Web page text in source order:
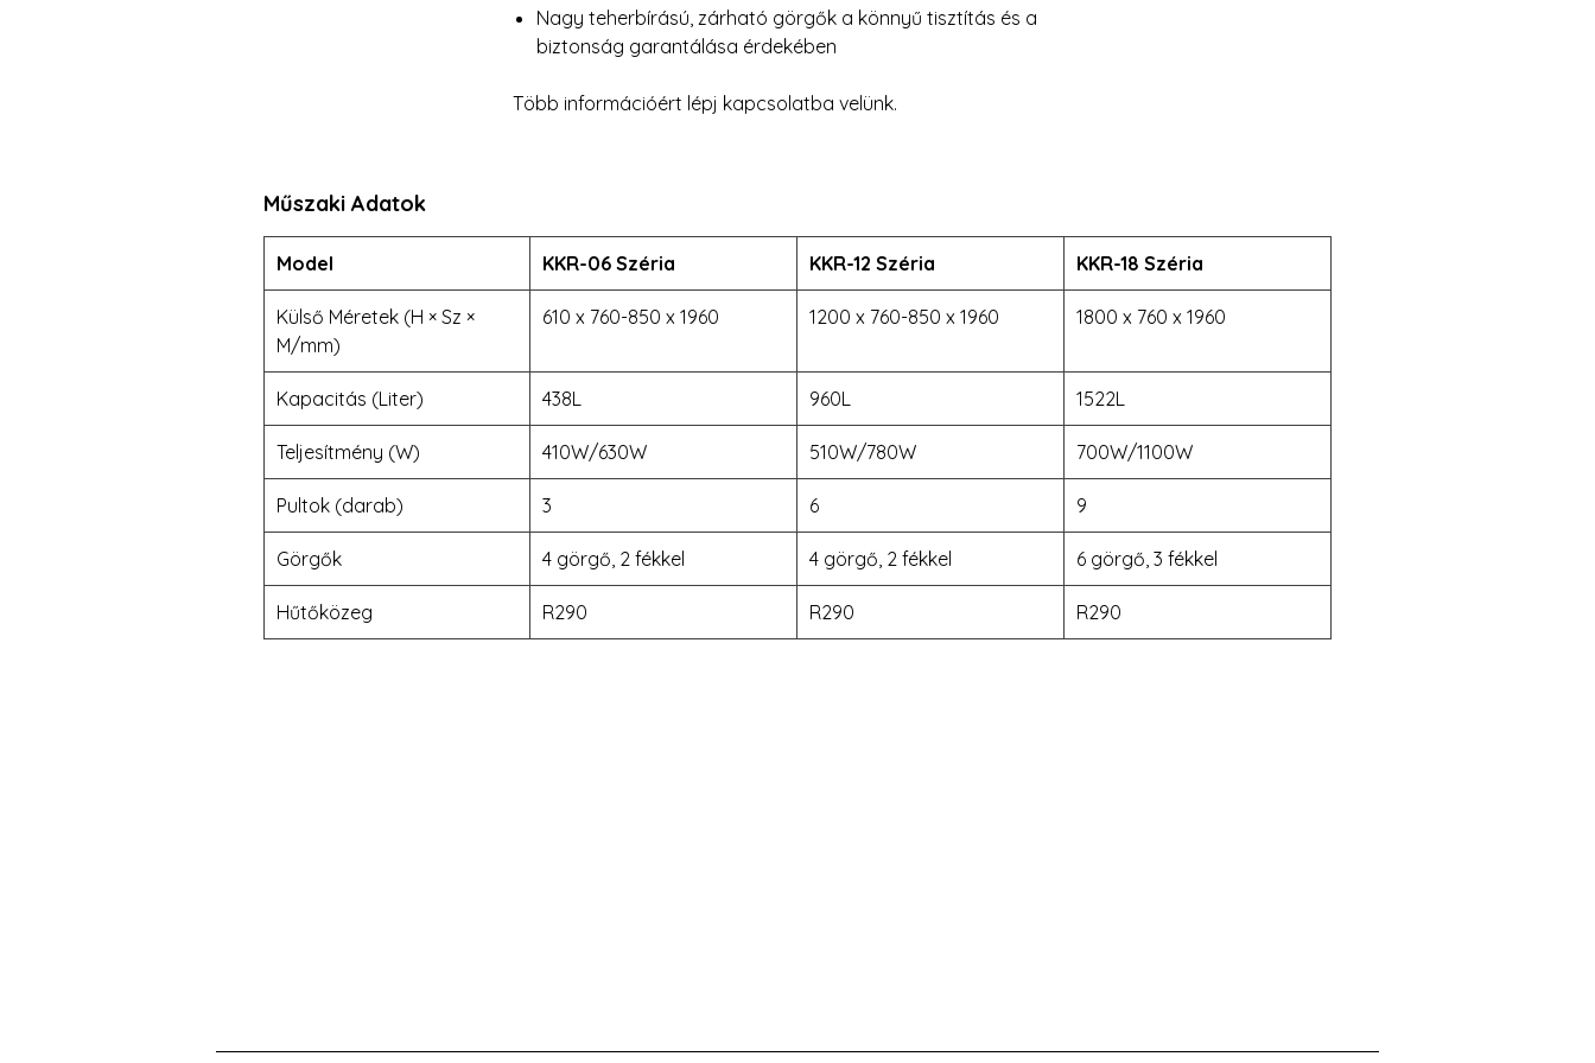
Nagy teherbírású, zárható görgők a könnyű tisztítás és a
biztonság garantálása érdekében
Több információért lépj kapcsolatba velünk.
Műszaki Adatok
Model KKR-06 Széria KKR-12 Széria KKR-18 Széria
Külső Méretek (H × Sz ×
M/mm)
610 x 760-850 x 1960 1200 x 760-850 x 1960 1800 x 760 x 1960
Kapacitás (Liter) 438L 960L 1522L
Teljesítmény (W) 410W/630W 510W/780W 700W/1100W
Pultok (darab) 3 6 9
Görgők 4 görgő, 2 fékkel 4 görgő, 2 fékkel 6 görgő, 3 fékkel
Hűtőközeg R290 R290 R290